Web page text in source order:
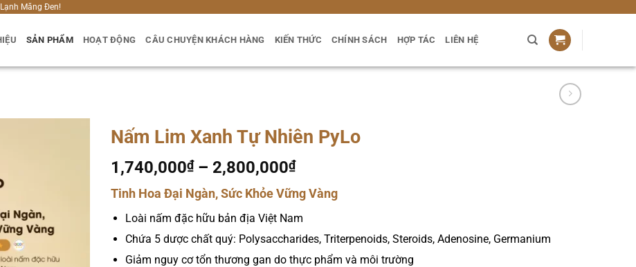
Măng Đen!
SẢN PHẨM HOẠT ĐỘNG CÂU CHUYỆN KHÁCH HÀNG KIẾN THỨC CHÍNH SÁCH HỢP TÁC LIÊN HỆ
Nấm Lim Xanh Tự Nhiên PyLo
1,740,000₫ – 2,800,000₫Khoảng
giá:
từ
1,740,000₫
đến
2,800,000₫
Tinh Hoa Đại Ngàn, Sức Khỏe Vững Vàng
Loài nấm đặc hữu bản địa Việt Nam
Chứa 5 dược chất quý: Polysaccharides, Triterpenoids, Steroids, Adenosine, Germanium
Giảm nguy cơ tổn thương gan do thực phẩm và môi trường